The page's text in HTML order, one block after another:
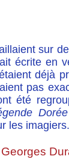
sur
écrite en
déjà
pas
été
Dorée
les imagiers.